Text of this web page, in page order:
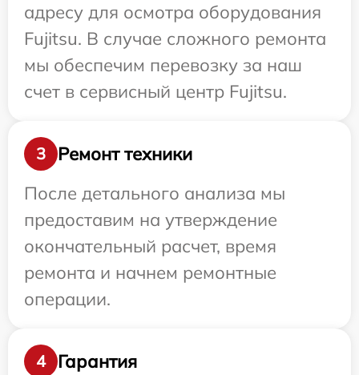
адресу для осмотра оборудования
Fujitsu. В случае сложного ремонта
мы обеспечим перевозку за наш
счет в сервисный центр Fujitsu.
3
Ремонт техники
После детального анализа мы
предоставим на утверждение
окончательный расчет, время
ремонта и начнем ремонтные
операции.
4
Гарантия